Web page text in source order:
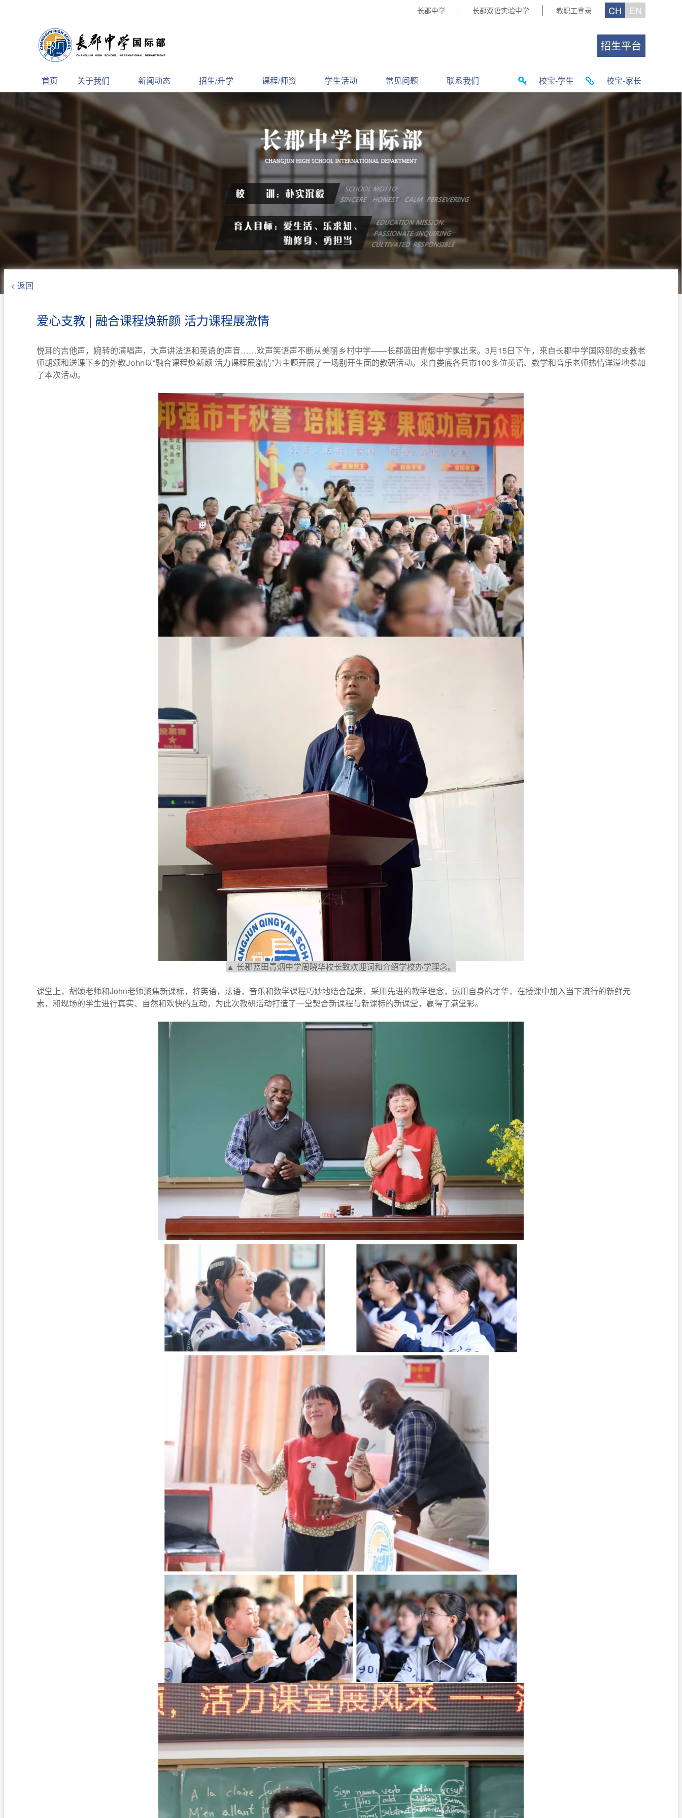
CH EN
长郡中学 长郡双语实验中学 教职工登录
招生平台
首页 关于我们 新闻动态 招生/升学 课程/师资 学生活动 常见问题 联系我们 校宝-学生 校宝-家长
< 返回
爱心支教 | 融合课程焕新颜 活力课程展激情
悦耳的吉他声，婉转的演唱声，大声讲法语和英语的声音……欢声笑语声不断从美丽乡村中学——长郡蓝田青烟中学飘出来。3月15日下午， 来自长郡中学国际部的支教老
师胡颂和送课下乡的外教John以“融合课程焕新颜 活力课程展激情”为主题开展了一场别开生面的教研活动。来自娄底各县市100多位英语、数学和音乐老师热情洋溢地参加
了本次活动。
▲ 长郡蓝田青烟中学周晓华校长致欢迎词和介绍学校办学理念。
课堂上，胡颂老师和John老师聚焦新课标，将英语，法语，音乐和数学课程巧妙地结合起来，采用先进的教学理念，运用自身的才华，在授课中加入当下流行的新鲜元
素，和现场的学生进行真实、自然和欢快的互动，为此次教研活动打造了一堂契合新课程与新课标的新课堂，赢得了满堂彩。